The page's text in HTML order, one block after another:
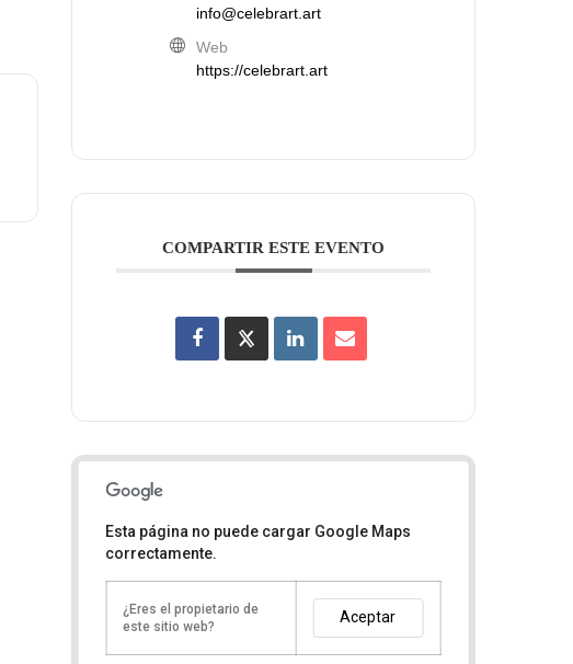
info@celebrart.art
Web
https://celebrart.art
COMPARTIR ESTE EVENTO
Esta página no puede cargar Google Maps
correctamente.
¿Eres el propietario de
este sitio web?
Aceptar